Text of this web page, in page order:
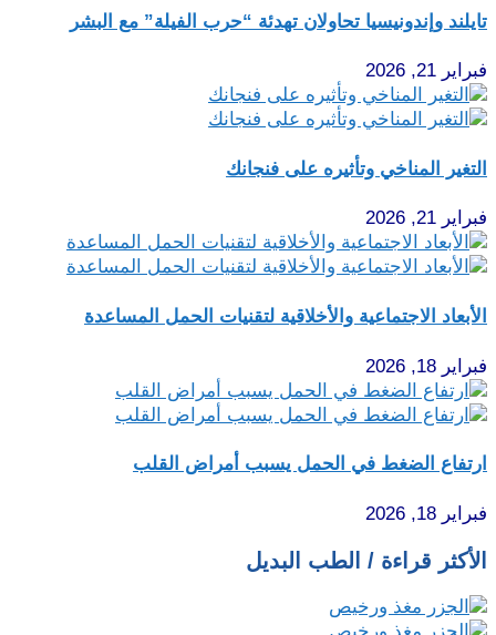
تايلند وإندونيسيا تحاولان تهدئة “حرب الفيلة” مع البشر
فبراير 21, 2026
التغير المناخي وتأثيره على فنجانك
فبراير 21, 2026
الأبعاد الاجتماعية والأخلاقية لتقنيات الحمل المساعدة
فبراير 18, 2026
ارتفاع الضغط في الحمل يسبب أمراض القلب
فبراير 18, 2026
الأكثر قراءة / الطب البديل